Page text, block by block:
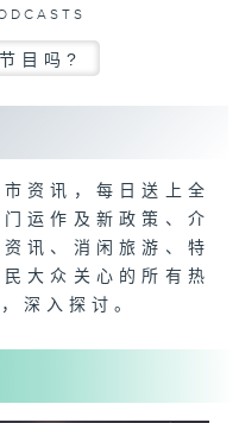
目吗?
资讯，每日送上全
运作及新政策、介
讯、消闲旅游、特
大众关心的所有热
深入探讨。